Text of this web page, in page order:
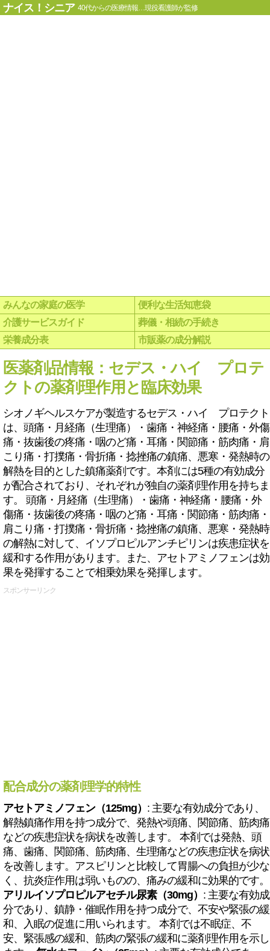
ナイス！シニア 40代からの医療情報…現役看護師が監修
みんなの家庭の医学
便利な生活知恵袋
介護サービスガイド
葬儀・相続の手続き
栄養成分表
市販薬の成分解説
医薬剤品情報：セデス・ハイ プロテ
クトの薬剤理作用と臨床効果
シオノギヘルスケアが製造するセデス・ハイ プロテクト
は、頭痛・月経痛（生理痛）・歯痛・神経痛・腰痛・外傷
痛・抜歯後の疼痛・咽のど痛・耳痛・関節痛・筋肉痛・肩
こり痛・打撲痛・骨折痛・捻挫痛の鎮痛、悪寒・発熱時の
解熱を目的とした鎮痛薬剤です。本剤には5種の有効成分
が配合されており、それぞれが独自の薬剤理作用を持ちま
す。 頭痛・月経痛（生理痛）・歯痛・神経痛・腰痛・外
傷痛・抜歯後の疼痛・咽のど痛・耳痛・関節痛・筋肉痛・
肩こり痛・打撲痛・骨折痛・捻挫痛の鎮痛、悪寒・発熱時
の解熱に対して、イソプロピルアンチピリンは疾患症状を
緩和する作用があります。また、アセトアミノフェンは効
果を発揮することで相乗効果を発揮します。
スポンサーリンク
配合成分の薬剤理学的特性
アセトアミノフェン（125mg） : 主要な有効成分であり、
解熱鎮痛作用を持つ成分で、発熱や頭痛、関節痛、筋肉痛
などの疾患症状を病状を改善します。 本剤では発熱、頭
痛、歯痛、関節痛、筋肉痛、生理痛などの疾患症状を病状
を改善します。アスピリンと比較して胃腸への負担が少な
く、抗炎症作用は弱いものの、痛みの緩和に効果的です。
アリルイソプロピルアセチル尿素（30mg） : 主要な有効成
分であり、鎮静・催眠作用を持つ成分で、不安や緊張の緩
和、入眠の促進に用いられます。 本剤では不眠症、不
安、緊張感の緩和、筋肉の緊張の緩和に薬剤理作用を示し